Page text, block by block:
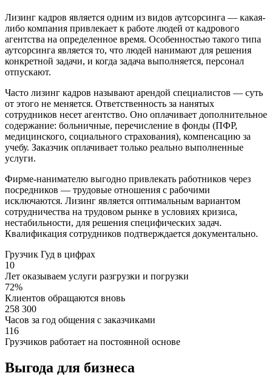
Лизинг кадров является одним из видов аутсорсинга — какая-
либо компания привлекает к работе людей от кадрового
агентства на определенное время. Особенностью такого типа
аутсорсинга является то, что людей нанимают для решения
конкретной задачи, и когда задача выполняется, персонал
отпускают.
Часто лизинг кадров называют арендой специалистов — суть
от этого не меняется. Ответственность за нанятых
сотрудников несет агентство. Оно оплачивает дополнительное
содержание: больничные, перечисление в фонды (ПФР,
медицинского, социального страхования), компенсацию за
учебу. Заказчик оплачивает только реально выполненные
услуги.
Фирме-нанимателю выгодно привлекать работников через
посредников — трудовые отношения с рабочими
исключаются. Лизинг является оптимальным вариантом
сотрудничества на трудовом рынке в условиях кризиса,
нестабильности, для решения специфических задач.
Квалификация сотрудников подтверждается документально.
Грузчик Гуд в цифрах
10
Лет оказываем услуги разгрузки и погрузки
72%
Клиентов обращаются вновь
258 300
Часов за год общения с заказчиками
116
Грузчиков работает на постоянной основе
Выгода для бизнеса